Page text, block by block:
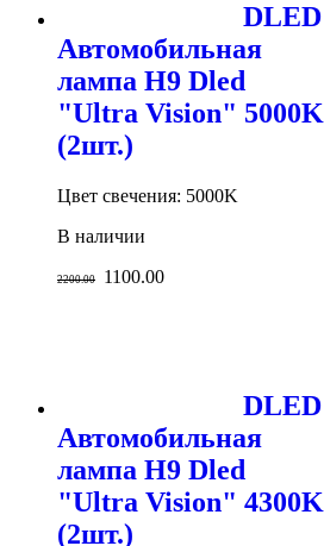
DLED
Автомобильная
лампа H9 Dled
"Ultra Vision" 5000K
(2шт.)
Цвет свечения: 5000K
В наличии
2200.00 1100.00
DLED
Автомобильная
лампа H9 Dled
"Ultra Vision" 4300K
(2шт.)